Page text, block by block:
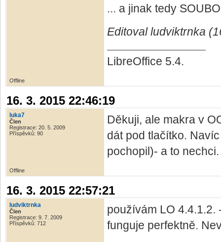
... a jinak tedy
Editoval ludviktrnka
LibreOffice 5.4.
Offline
16. 3. 2015 22:46:19
luka7
Člen
Registrace: 20. 5. 2009
Příspěvků: 90
Děkuji, ale makra v
dát pod tlačítko.
pochopil)- a to
Offline
16. 3. 2015 22:57:21
ludviktrnka
Člen
Registrace: 9. 7. 2009
Příspěvků: 712
používám LO 4.4.1.2.
funguje perfektně.